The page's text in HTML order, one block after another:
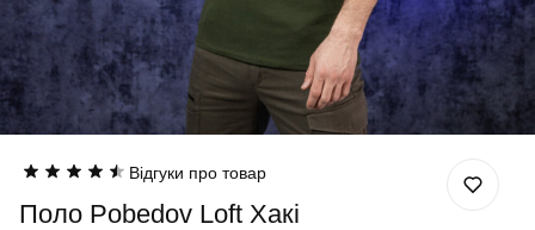
Відгуки про товар
Поло Pobedov Loft Хакі